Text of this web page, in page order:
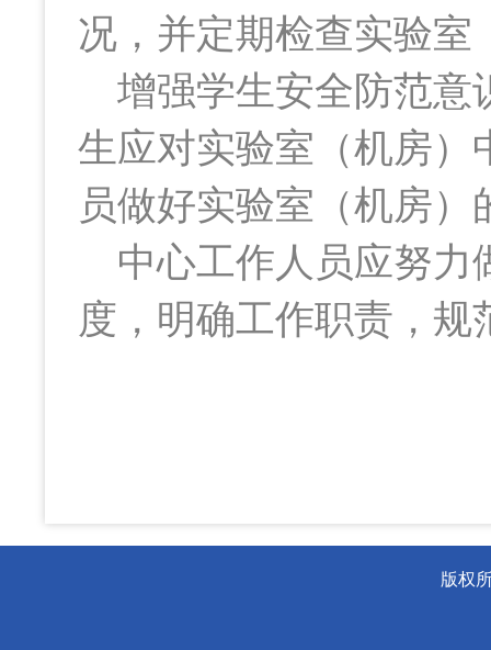
况，并定期检查实验室
增强学生安全防范意
生应对实验室（机房）
员做好实验室（机房
中心工作人员应努力
度，明确工作职责，
版权